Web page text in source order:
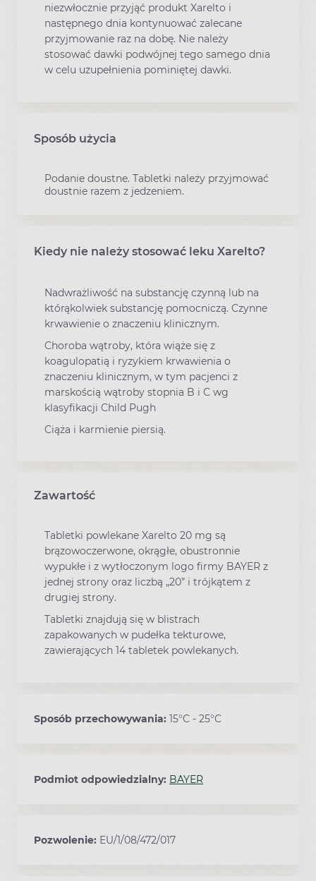
niezwłocznie przyjąć produkt Xarelto i
następnego dnia kontynuować zalecane
przyjmowanie raz na dobę. Nie należy
stosować dawki podwójnej tego samego dnia
w celu uzupełnienia pominiętej dawki.
Sposób użycia
Podanie doustne. Tabletki należy przyjmować
doustnie razem z jedzeniem.
Kiedy nie należy stosować leku Xarelto?
Nadwrażliwość na substancję czynną lub na
którąkolwiek substancję pomocniczą. Czynne
krwawienie o znaczeniu klinicznym.
Choroba wątroby, która wiąże się z
koagulopatią i ryzykiem krwawienia o
znaczeniu klinicznym, w tym pacjenci z
marskością wątroby stopnia B i C wg
klasyfikacji Child Pugh
Ciąża i karmienie piersią.
Zawartość
Tabletki powlekane Xarelto 20 mg są
brązowoczerwone, okrągłe, obustronnie
wypukłe i z wytłoczonym logo firmy BAYER z
jednej strony oraz liczbą „20” i trójkątem z
drugiej strony.
Tabletki znajdują się w blistrach
zapakowanych w pudełka tekturowe,
zawierających 14 tabletek powlekanych.
Sposób przechowywania: 15°C - 25°C
Podmiot odpowiedzialny: BAYER
Pozwolenie: EU/1/08/472/017